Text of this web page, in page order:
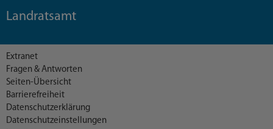
Landratsamt
Extranet
Fragen & Antworten
Seiten-Übersicht
Barrierefreiheit
Datenschutzerklärung
Datenschutzeinstellungen